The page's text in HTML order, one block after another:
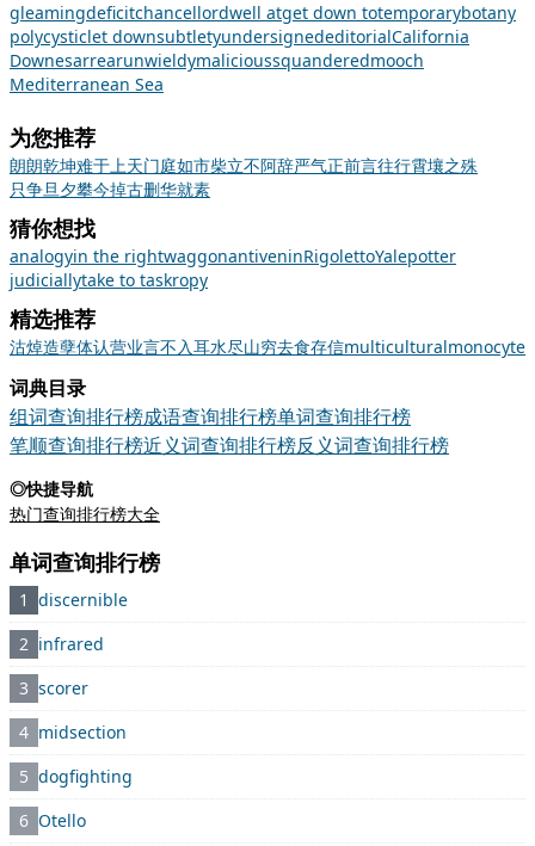
gleamingdeficitchancellordwell atget down totemporarybotany
polycysticlet downsubtletyundersignededitorialCalifornia
Downesarrearunwieldymalicioussquanderedmooch
Mediterranean Sea
为您推荐
朗朗乾坤难于上天门庭如市柴立不阿辞严气正前言往行霄壤之殊
只争旦夕攀今掉古删华就素
猜你想找
analogyin the rightwaggonantiveninRigolettoYalepotter
judiciallytake to taskropy
精选推荐
沽焯造孽体认营业言不入耳水尽山穷去食存信multiculturalmonocyte
词典目录
组词查询排行榜成语查询排行榜单词查询排行榜
笔顺查询排行榜近义词查询排行榜反义词查询排行榜
◎快捷导航
热门查询排行榜大全
单词查询排行榜
1 discernible
2 infrared
3 scorer
4 midsection
5 dogfighting
6 Otello